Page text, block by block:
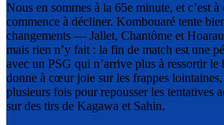
Nous en sommes à la 65e minute, et c’est
commence à décliner. Kombouaré tente
changements — Jallet, Chantôme et
mais rien n’y fait : la fin de match est une
avec un PSG qui n’arrive plus à ressortir le
donne à cœur joie sur les frappes lointaines,
plusieurs fois pour repousser les tentatives
sur des tirs de Kagawa et Sahin.